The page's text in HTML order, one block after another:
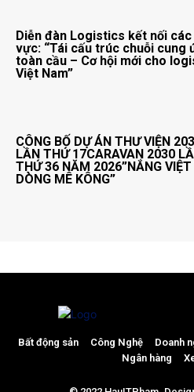
Diễn đàn Logistics kết nối
vực: “Tái cấu trúc chuỗi cung
toàn cầu – Cơ hội mới cho
Việt Nam”
CÔNG BỐ DỰ ÁN THƯ VIỆN
LẦN THỨ 17CARAVAN 2030
THỨ 36 NĂM 2026”NẮNG VIỆT
DÒNG MÊ KÔNG”
Bất động sản Công Nghệ Doanh
Ngân hàng